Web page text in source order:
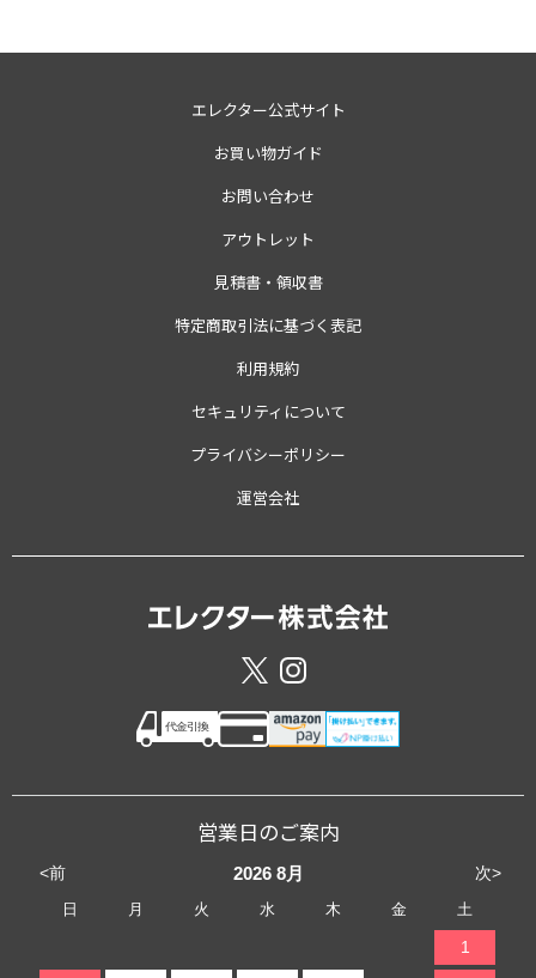
エレクター公式サイト
お買い物ガイド
お問い合わせ
アウトレット
見積書・領収書
特定商取引法に基づく表記
利用規約
セキュリティについて
プライバシーポリシー
運営会社
営業日のご案内
<前 次>
2026 8月
日 月 火 水 木 金 土
1